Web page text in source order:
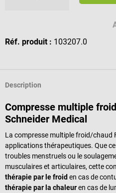
Réf. produit : 103207.0
Description
Compresse multiple
Schneider Medical
La compresse multiple froid/chaud
applications thérapeutiques. Que
troubles menstruels ou le
musculaires et articulaires, cette
thérapie par le froid en cas de
thérapie par la chaleuren cas de